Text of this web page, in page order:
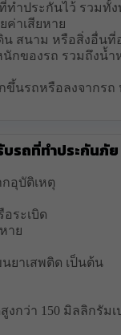
ทำประกันไว้ รวมทั้
ค่าเสียหาย
สนาม หรือสิ่งอื่นที่
กของรถ รวมถึงน้
รถหรือลงจากรถ
รถที่ทำประกันภัย
อุบัติเหตุ
ระเบิด
าย
ยาเสพติด เป็นต้น
กว่า 150 มิลลิกรัมเ